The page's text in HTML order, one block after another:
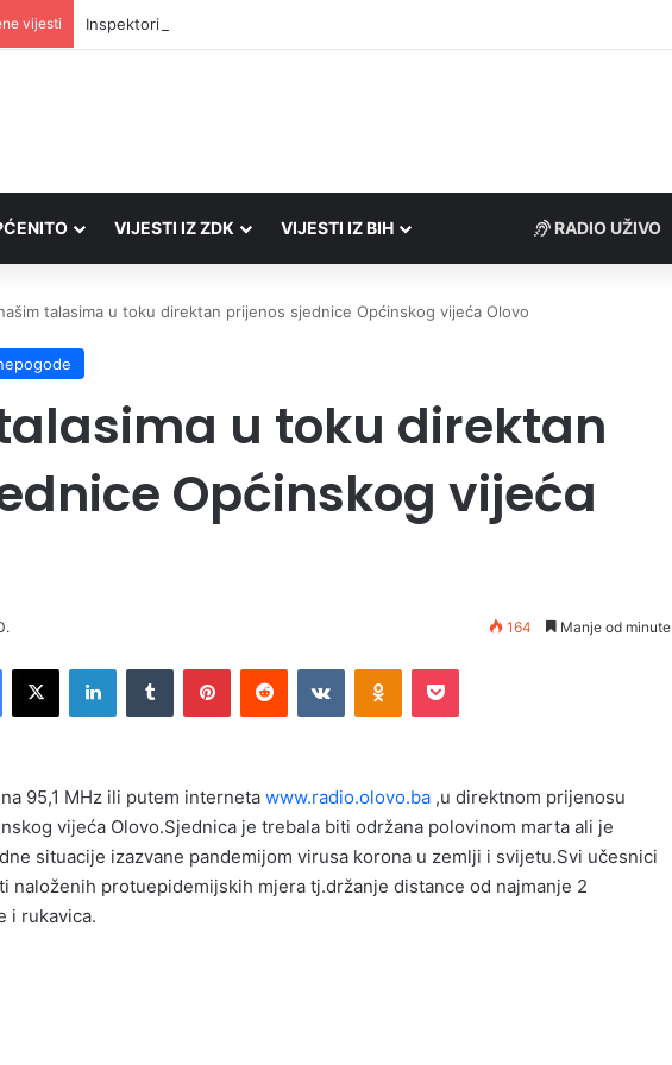
vijesti Inspektori Porezne uprave FBiH na području ZDK izvršili 24 inspekcijska nadzora
VIJESTI IZ ZDK VIJESTI IZ BIH RADIO UŽIVO
talasima u toku direktan prijenos sjednice Općinskog vijeća Olovo
u toku direktan
Općinskog vijeća
164 Manje od minute
Facebook
X LinkedInTumblr PinterestReddit VKontakteOdnoklassniki
Pocket
95,1 MHz ili putem interneta www.radio.olovo.ba ,u direktnom prijenosu
vijeća Olovo.Sjednica je trebala biti održana polovinom marta ali je
situacije izazvane pandemijom virusa korona u zemlji i svijetu.Svi učesnici
naloženih protuepidemijskih mjera tj.držanje distance od najmanje 2
i rukavica.